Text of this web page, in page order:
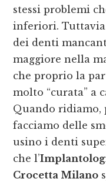
stessi problemi
inferiori. Tuttavia
dei denti
maggiore nella
che proprio la
molto “curata” a
Quando ridiamo,
facciamo delle
usino i denti
che l’
Crocetta Milano